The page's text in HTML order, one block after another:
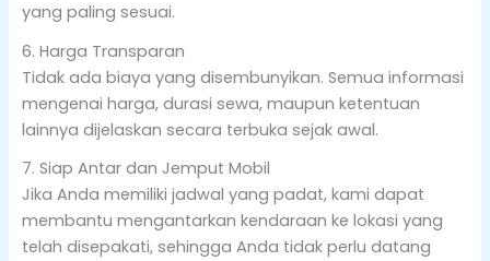
yang paling sesuai.
6. Harga Transparan
Tidak ada biaya yang disembunyikan. Semua informasi
mengenai harga, durasi sewa, maupun ketentuan
lainnya dijelaskan secara terbuka sejak awal.
7. Siap Antar dan Jemput Mobil
Jika Anda memiliki jadwal yang padat, kami dapat
membantu mengantarkan kendaraan ke lokasi yang
telah disepakati, sehingga Anda tidak perlu datang